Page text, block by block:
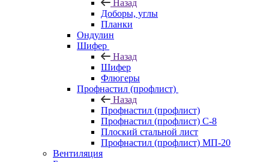
Назад
Доборы, углы
Планки
Ондулин
Шифер
Назад
Шифер
Флюгеры
Профнастил (профлист)
Назад
Профнастил (профлист)
Профнастил (профлист) С-8
Плоский стальной лист
Профнастил (профлист) МП-20
Вентиляция